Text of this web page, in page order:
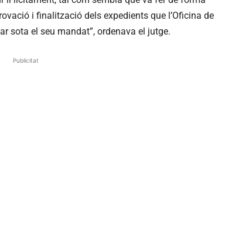
i finalització dels expedients que l’Oficina de
sota el seu mandat”, ordenava el jutge.
Publicitat